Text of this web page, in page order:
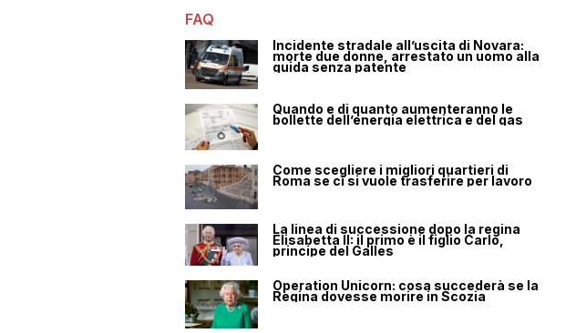
FAQ
Incidente stradale all’uscita di Novara:
morte due donne, arrestato un uomo alla
guida senza patente
Quando e di quanto aumenteranno le
bollette dell’energia elettrica e del gas
Come scegliere i migliori quartieri di
Roma se ci si vuole trasferire per lavoro
La linea di successione dopo la regina
Elisabetta II: il primo è il figlio Carlo,
principe del Galles
Operation Unicorn: cosa succederà se la
Regina dovesse morire in Scozia